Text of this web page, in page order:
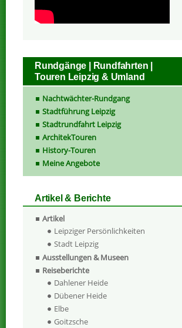
Rundgänge | Rundfahrten |
Touren Leipzig & Umland
Nachtwächter-Rundgang
Stadtführung Leipzig
Stadtrundfahrt Leipzig
ArchitekTouren
History-Touren
Meine Angebote
Artikel & Berichte
Artikel
Leipziger Persönlichkeiten
Stadt Leipzig
Ausstellungen & Museen
Reiseberichte
Dahlener Heide
Dübener Heide
Elbe
Goitzsche